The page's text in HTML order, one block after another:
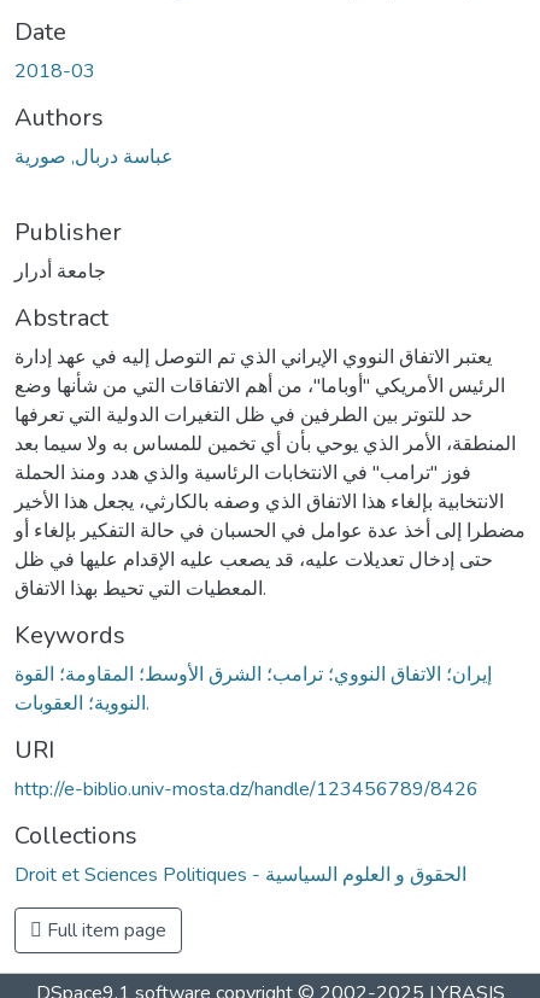
Date
2018-03
Authors
عباسة دربال, صورية
Publisher
جامعة أدرار
Abstract
يعتبر الاتفاق النووي الإيراني الذي تم التوصل إليه في عهد إدارة
الرئيس الأمريكي ''أوباما''، من أهم الاتفاقات التي من شأنها وضع
حد للتوتر بين الطرفين في ظل التغيرات الدولية التي تعرفها
المنطقة، الأمر الذي يوحي بأن أي تخمين للمساس به ولا سيما بعد
فوز ''ترامب'' في الانتخابات الرئاسية والذي هدد ومنذ الحملة
الانتخابية بإلغاء هذا الاتفاق الذي وصفه بالكارثي، يجعل هذا الأخير
مضطرا إلى أخذ عدة عوامل في الحسبان في حالة التفكير بإلغاء أو
حتى إدخال تعديلات عليه، قد يصعب عليه الإقدام عليها في ظل
المعطيات التي تحيط بهذا الاتفاق.
Keywords
إيران؛ الاتفاق النووي؛ ترامب؛ الشرق الأوسط؛ المقاومة؛ القوة
النووية؛ العقوبات.
URI
http://e-biblio.univ-mosta.dz/handle/123456789/8426
Collections
Droit et Sciences Politiques - الحقوق و العلوم السياسية
Full item page